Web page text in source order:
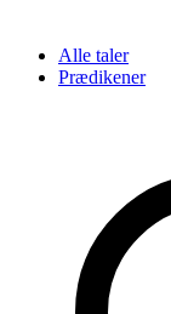
Alle taler
Prædikener